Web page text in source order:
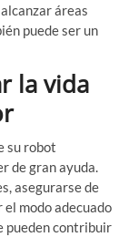
áreas
puede ser un
la vida
su robot
de gran ayuda.
asegurarse de
modo adecuado
pueden contribuir